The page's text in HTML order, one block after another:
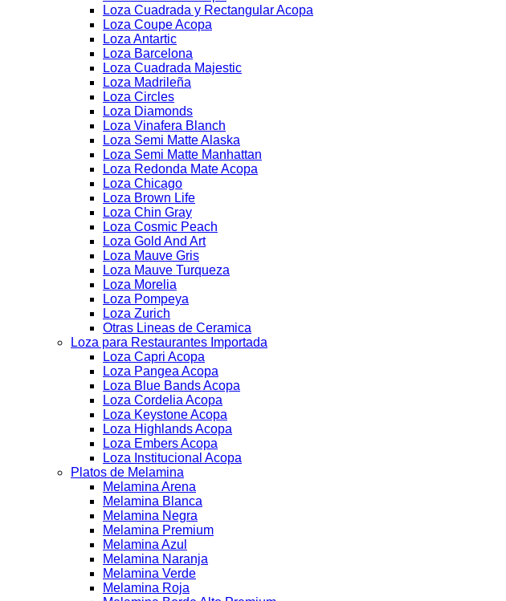
Loza Cuadrada y Rectangular Acopa
Loza Coupe Acopa
Loza Antartic
Loza Barcelona
Loza Cuadrada Majestic
Loza Madrileña
Loza Circles
Loza Diamonds
Loza Vinafera Blanch
Loza Semi Matte Alaska
Loza Semi Matte Manhattan
Loza Redonda Mate Acopa
Loza Chicago
Loza Brown Life
Loza Chin Gray
Loza Cosmic Peach
Loza Gold And Art
Loza Mauve Gris
Loza Mauve Turqueza
Loza Morelia
Loza Pompeya
Loza Zurich
Otras Lineas de Ceramica
Loza para Restaurantes Importada
Loza Capri Acopa
Loza Pangea Acopa
Loza Blue Bands Acopa
Loza Cordelia Acopa
Loza Keystone Acopa
Loza Highlands Acopa
Loza Embers Acopa
Loza Institucional Acopa
Platos de Melamina
Melamina Arena
Melamina Blanca
Melamina Negra
Melamina Premium
Melamina Azul
Melamina Naranja
Melamina Verde
Melamina Roja